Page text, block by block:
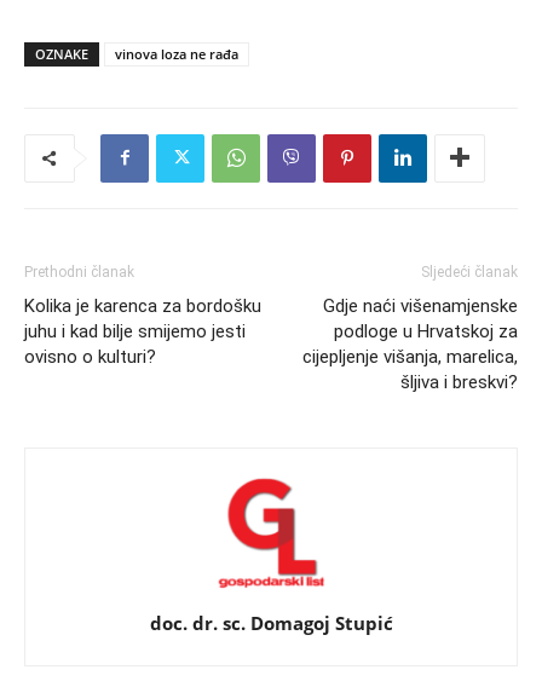
OZNAKE vinova loza ne rađa
Prethodni članak
Kolika je karenca za bordošku
juhu i kad bilje smijemo jesti
ovisno o kulturi?
Sljedeći članak
Gdje naći višenamjenske
podloge u Hrvatskoj za
cijepljenje višanja, marelica,
šljiva i breskvi?
doc. dr. sc. Domagoj Stupić